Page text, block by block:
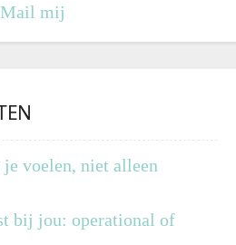
Mail mij
voelen, niet alleen
bij jou: operational of